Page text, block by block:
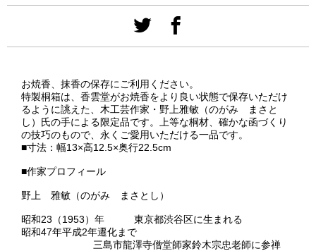
お焼香、抹香の保存にご利用ください。
特製桐箱は、香雲堂がお焼香をより良い状態で保存いただけ
るように誂えた、木工芸作家・野上雅敏（のがみ まさと
し）氏の手による限定品です。上等な桐材、確かな函づくり
の技巧のもので、永くご愛用いただける一品です。
■寸法：幅13×高12.5×奥行22.5cm
■作家プロフィール
野上 雅敏（のがみ まさとし）
昭和23（1953）年 東京都渋谷区に生まれる
昭和47年平成2年遷化まで
三島市龍澤寺僧堂師家鈴木宗忠老師に参禅